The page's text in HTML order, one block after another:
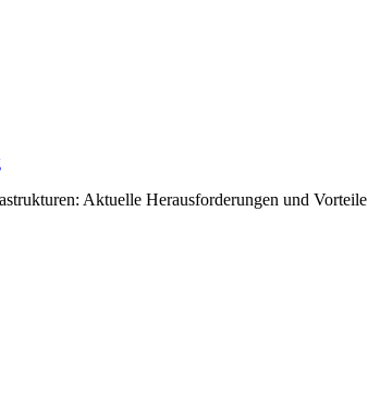
Aktuelle Herausforderungen und Vorteile